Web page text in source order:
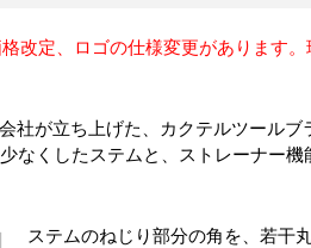
改定、ロゴの仕様変更があります
が立ち上げた、カクテルツールブ
なくしたステムと、ストレーナー機
ステムのねじり部分の角を、若干